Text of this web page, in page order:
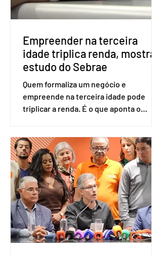
eletrônica. Se a urna eletrônica não
reconh
Empreender na terceira
idade triplica renda, mostra
estudo do Sebrae
Quem formaliza um negócio e
empreende na terceira idade pode
triplicar a renda. É o que aponta o
Amostra de Domicílio (PNAD Contínua),
do Serviço Brasileiro de Apoio às Micro
e Pequenas Empresas (Sebrae),
realizado a partir de dados do Instituto
Brasileiro de Geografia e Estatística
(IBGE). O estudo do Sebrae mostra que,
no quarto trimestre de 2025, os
empreendedores 60+ formalizados
atingiram o maior rendime